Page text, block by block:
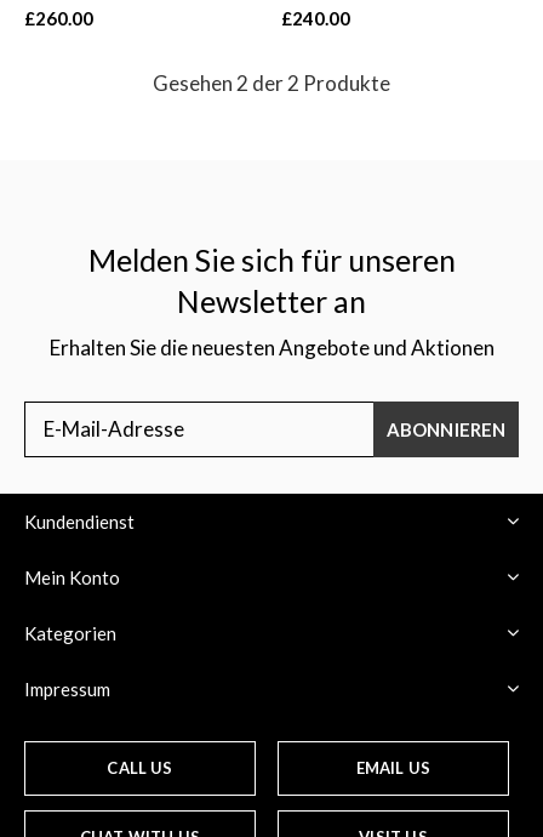
£260.00
£240.00
Gesehen 2 der 2 Produkte
Melden Sie sich für unseren
Newsletter an
Erhalten Sie die neuesten Angebote und Aktionen
ABONNIEREN
Kundendienst
Mein Konto
Kategorien
Impressum
CALL US EMAIL US